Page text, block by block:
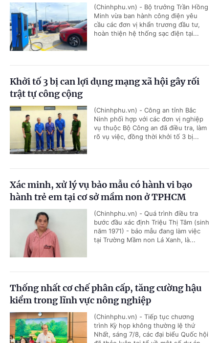
(Chinhphu.vn) - Bộ trưởng Trần Hồng
Minh vừa ban hành công điện yêu
cầu các đơn vị khẩn trương đầu tư,
hoàn thiện hệ thống sạc điện tại...
Khởi tố 3 bị can lợi dụng mạng xã hội gây rối
trật tự công cộng
(Chinhphu.vn) - Công an tỉnh Bắc
Ninh phối hợp với các đơn vị nghiệp
vụ thuộc Bộ Công an đã điều tra, làm
rõ vụ việc, đồng thời khởi tố 3 bị...
Xác minh, xử lý vụ bảo mẫu có hành vi bạo
hành trẻ em tại cơ sở mầm non ở TPHCM
(Chinhphu.vn) - Quá trình điều tra
bước đầu xác định Triệu Thị Tâm (sinh
năm 1971) - bảo mẫu đang làm việc
tại Trường Mầm non Lá Xanh, là...
Thống nhất cơ chế phân cấp, tăng cường hậu
kiểm trong lĩnh vực nông nghiệp
(Chinhphu.vn) - Tiếp tục chương
trình Kỳ họp không thường lệ thứ
Nhất, sáng 7/8, các đại biểu Quốc hội